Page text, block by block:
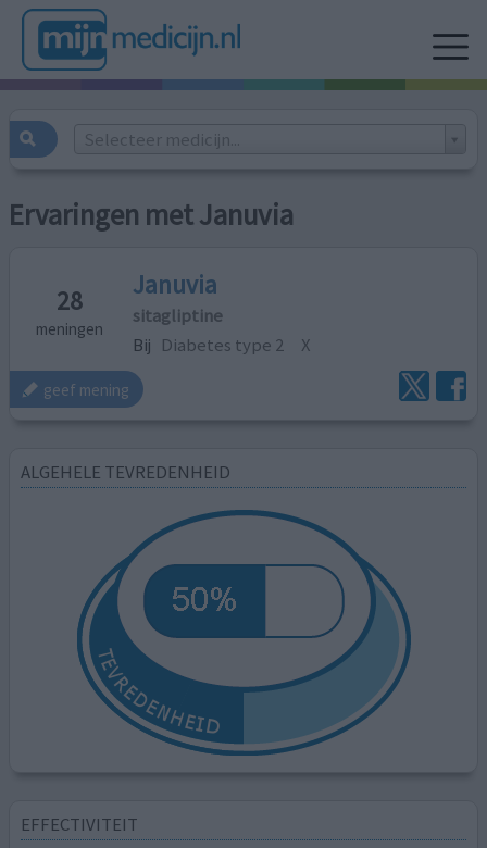
Selecteer medicijn...
Ervaringen met Januvia
28
meningen
Januvia
sitagliptine
Bij Diabetes type 2 X
geef mening
ALGEHELE TEVREDENHEID
EFFECTIVITEIT